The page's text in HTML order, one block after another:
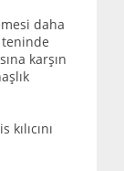
daha
karşın